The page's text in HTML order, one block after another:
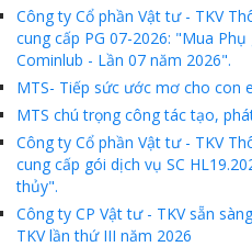
Công ty Cổ phần Vật tư - TKV
cung cấp PG 07-2026: "Mua
Cominlub - Lần 07 năm 2026".
MTS- Tiếp sức ước mơ cho con
MTS chú trọng công tác tạo,
Công ty Cổ phần Vật tư - TKV
cung cấp gói dịch vụ SC
thủy".
Công ty CP Vật tư - TKV sẵn
TKV lần thứ III năm 2026